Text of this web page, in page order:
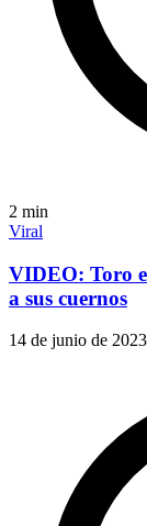
2 min
Viral
VIDEO: Toro
a sus cuernos
14 de junio de 2023